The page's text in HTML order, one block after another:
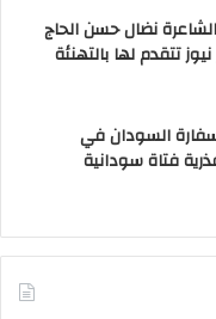
نضال حسن الحاج
تتقدم لها بالتهنئة
السودان في
فتاة سودانية